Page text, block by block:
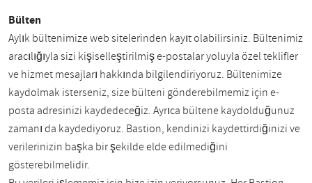
Bülten
Aylık bültenimize web sitelerinden kayıt olabilirsiniz. Bültenimiz
aracılığıyla sizi kişiselleştirilmiş e-postalar yoluyla özel teklifler
ve hizmet mesajları hakkında bilgilendiriyoruz. Bültenimize
kaydolmak isterseniz, size bülteni gönderebilmemiz için e-
posta adresinizi kaydedeceğiz. Ayrıca bültene kaydolduğunuz
zamanı da kaydediyoruz. Bastion, kendinizi kaydettirdiğinizi ve
verilerinizin başka bir şekilde elde edilmediğini
gösterebilmelidir.